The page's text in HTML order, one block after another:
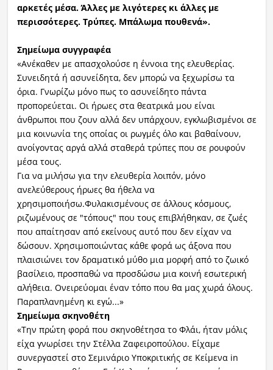
αρκετές μέσα. Άλλες με λιγότερες κι άλλες με
περισσότερες. Τρύπες. Μπάλωμα πουθενά».
Σημείωμα συγγραφέα
«Ανέκαθεν με απασχολούσε η έννοια της ελευθερίας.
Συνειδητά ή ασυνείδητα, δεν μπορώ να ξεχωρίσω τα
όρια. Γνωρίζω μόνο πως το ασυνείδητο πάντα
προπορεύεται. Οι ήρωες στα θεατρικά μου είναι
άνθρωποι που ζουν αλλά δεν υπάρχουν, εγκλωβισμένοι σε
μια κοινωνία της οποίας οι ρωγμές όλο και βαθαίνουν,
ανοίγοντας αργά αλλά σταθερά τρύπες που σε ρουφούν
μέσα τους.
Για να μιλήσω για την ελευθερία λοιπόν, μόνο
ανελεύθερους ήρωες θα ήθελα να
χρησιμοποιήσω.Φυλακισμένους σε άλλους κόσμους,
ριζωμένους σε "τόπους" που τους επιβλήθηκαν, σε ζωές
που απαίτησαν από εκείνους αυτό που δεν είχαν να
δώσουν. Χρησιμοποιώντας κάθε φορά ως άξονα που
πλαισιώνει τον δραματικό μύθο μια μορφή από το ζωικό
βασίλειο, προσπαθώ να προσδώσω μια κοινή εσωτερική
αλήθεια. Ονειρεύομαι έναν τόπο που θα μας χωρά όλους.
Παραπλανημένη κι εγώ...»
Σημείωμα σκηνοθέτη
«Την πρώτη φορά που σκηνοθέτησα το Φλάι, ήταν μόλις
είχα γνωρίσει την Στέλλα Ζαφειροπούλου. Είχαμε
συνεργαστεί στο Σεμινάριο Υποκριτικής σε Κείμενα in